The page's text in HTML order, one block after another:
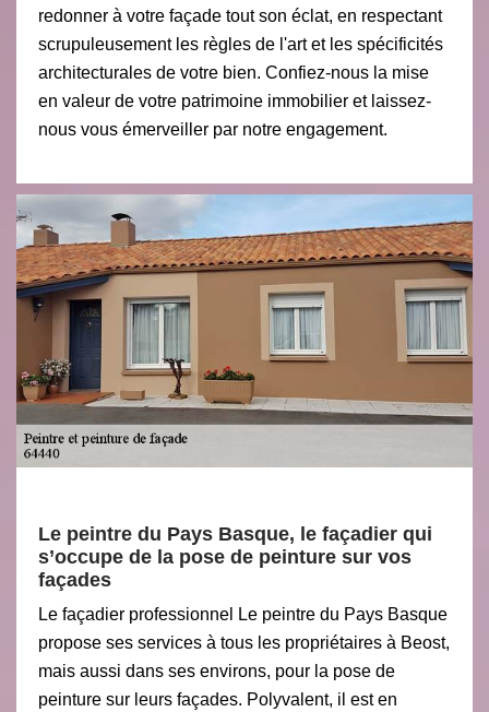
redonner à votre façade tout son éclat, en respectant
scrupuleusement les règles de l'art et les spécificités
architecturales de votre bien. Confiez-nous la mise
en valeur de votre patrimoine immobilier et laissez-
nous vous émerveiller par notre engagement.
Le peintre du Pays Basque, le façadier qui
s’occupe de la pose de peinture sur vos
façades
Le façadier professionnel Le peintre du Pays Basque
propose ses services à tous les propriétaires à Beost,
mais aussi dans ses environs, pour la pose de
peinture sur leurs façades. Polyvalent, il est en